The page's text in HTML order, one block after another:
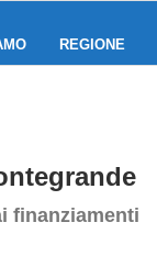
REGIONE
finanziamenti